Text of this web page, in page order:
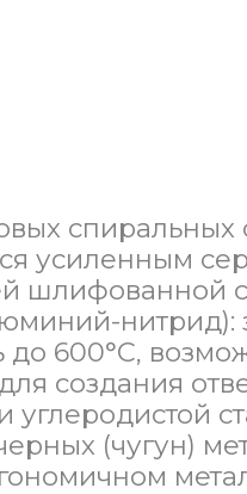
спиральных
усиленным
шлифованной
нитрид):
до 600°С,
создания
углеродистой
(чугун)